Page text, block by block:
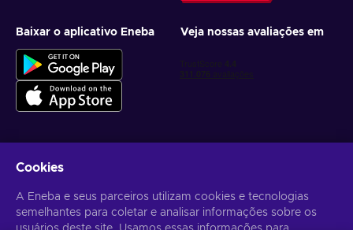
Baixar o aplicativo Eneba Veja nossas avaliações em
Receba ofertas personalizadas de jogos
Inscrever-se
Você pode cancelar sua inscrição a qualquer momento. Acesse
Cookies
A Eneba e seus parceiros utilizam cookies e tecnologias
semelhantes para coletar e analisar informações sobre os